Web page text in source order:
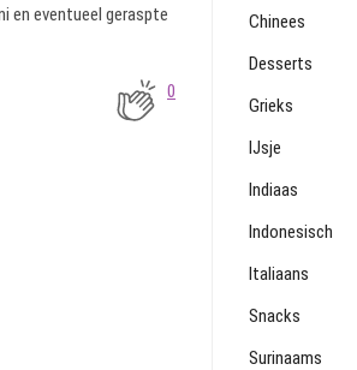
en eventueel geraspte
0
Chinees
Desserts
Grieks
IJsje
Indiaas
Indonesisch
Italiaans
Snacks
Surinaams